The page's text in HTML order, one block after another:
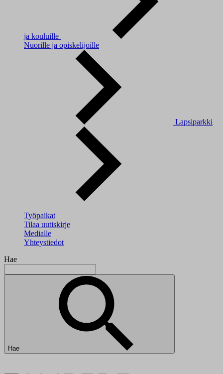
ja kouluille
Nuorille ja opiskelijoille
Lapsiparkki
Työpaikat
Tilaa uutiskirje
Medialle
Yhteystiedot
Hae
Hae